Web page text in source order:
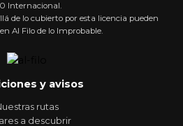
Internacional.
de lo cubierto por esta licencia pueden
Al Filo de lo Improbable.
y avisos
rutas
a descubrir